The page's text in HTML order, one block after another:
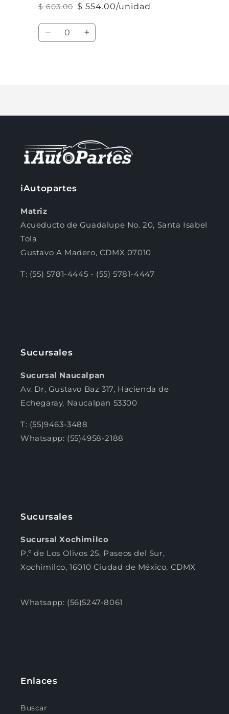
Precio
habitual
$ 603.00
Precio
de
oferta
$ 554.00/unidad
Cantidad
Reducir
Aumentar
iAutopartes
Matriz
Acueducto de Guadalupe No. 20, Santa Isabel
Tola
Gustavo A Madero, CDMX 07010
T: (55) 5781-4445 - (55) 5781-4447
Sucursales
Sucursal Naucalpan
Av. Dr, Gustavo Baz 317, Hacienda de
Echegaray, Naucalpan 53300
T: (55)9463-3488
Whatsapp: (55)4958-2188
Sucursales
Sucursal Xochimilco
P.º de Los Olivos 25, Paseos del Sur,
Xochimilco, 16010 Ciudad de México, CDMX
Whatsapp: (56)5247-8061
Enlaces
Buscar
Compra ahora y paga a meses
1 Agrega tu producto al carrito y
pagar con Meses sin Tarjeta.
3 Paga mes a mes
Crédito sujeto a aprobación.